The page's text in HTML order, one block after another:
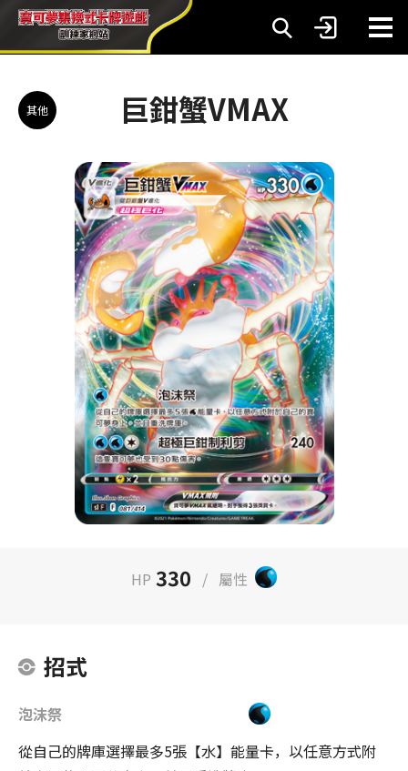
其他 巨鉗蟹VMAX
HP 330 / 屬性
招式
泡沫祭
從自己的牌庫選擇最多5張【水】能量卡，以任意方式附